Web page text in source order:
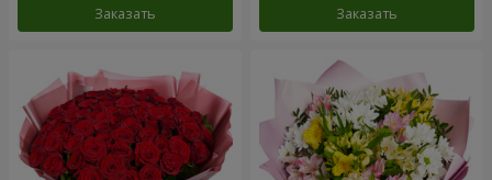
Заказать Заказать